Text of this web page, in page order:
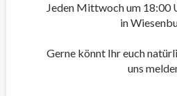
Jeden Mittwoch um 18:00
in
Gerne könnt Ihr euch
uns